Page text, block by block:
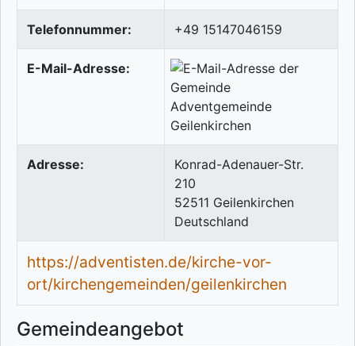
Telefonnummer: +49 15147046159
E-Mail-Adresse:
Adresse:
Konrad-Adenauer-Str.
210
52511 Geilenkirchen
Deutschland
https://adventisten.de/kirche-vor-
ort/kirchengemeinden/geilenkirchen
Gemeindeangebot